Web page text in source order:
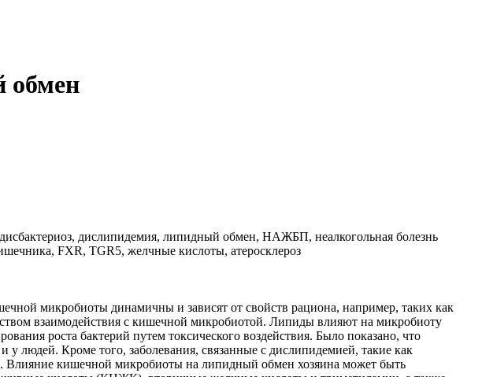
обмен
дислипидемия, липидный обмен, НАЖБП, неалкогольная болезнь
FXR, TGR5, желчные кислоты, атеросклероз
микробиоты динамичны и зависят от свойств рациона, например, таких как
взаимодействия с кишечной микробиотой. Липиды влияют на микробиоту
роста бактерий путем токсического воздействия. Было показано, что
людей. Кроме того, заболевания, связанные с дислипидемией, такие как
Влияние кишечной микробиоты на липидный обмен хозяина может быть